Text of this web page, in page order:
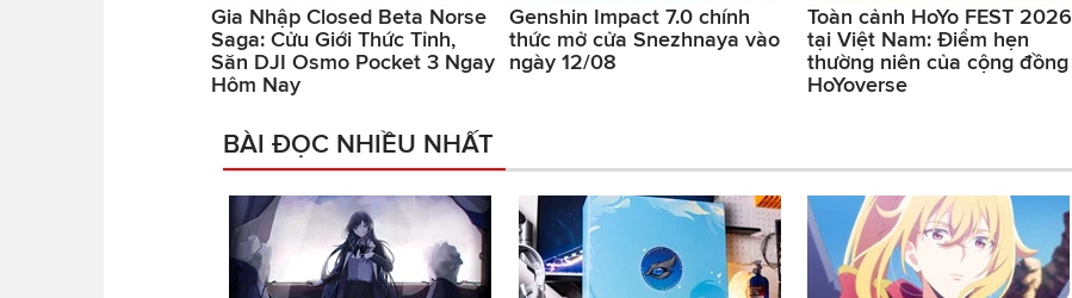
Gia Nhập Closed Beta Norse
Saga: Cửu Giới Thức Tỉnh,
Săn DJI Osmo Pocket 3 Ngay
Hôm Nay
Genshin Impact 7.0 chính
thức mở cửa Snezhnaya vào
ngày 12/08
Toàn cảnh HoYo FEST 2026
tại Việt Nam: Điểm hẹn
thường niên của cộng đồng
HoYoverse
BÀI ĐỌC NHIỀU NHẤT